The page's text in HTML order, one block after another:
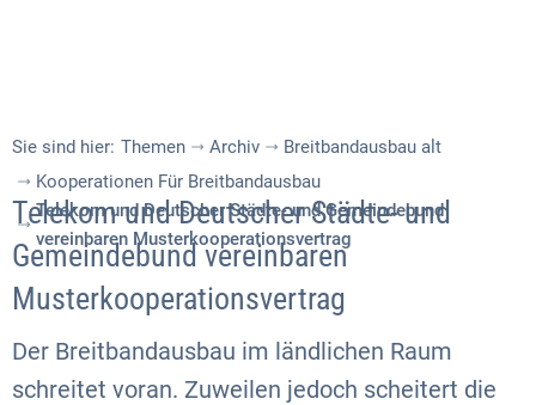
Sie sind hier: Themen Archiv
Breitbandausbau alt
Kooperationen Für Breitbandausbau
Telekom und Deutscher Städte- und Gemeindebund
vereinbaren Musterkooperationsvertrag
Telekom und Deutscher Städte- und
Gemeindebund vereinbaren
Musterkooperationsvertrag
Der Breitbandausbau im ländlichen Raum
schreitet voran. Zuweilen jedoch scheitert die